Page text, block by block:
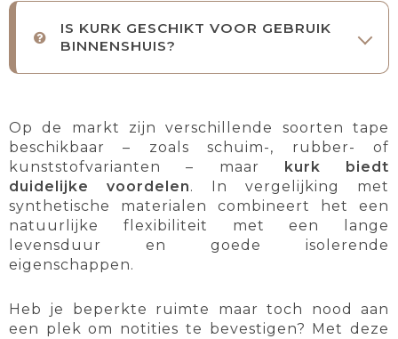
IS KURK GESCHIKT VOOR GEBRUIK
BINNENSHUIS?
Op de markt zijn verschillende soorten tape
beschikbaar – zoals schuim-, rubber- of
kunststofvarianten – maar
kurk biedt
duidelijke voordelen. In vergelijking met
synthetische materialen combineert het een
natuurlijke flexibiliteit met een lange
levensduur en goede isolerende
eigenschappen.
Heb je beperkte ruimte maar toch nood aan
een plek om notities te bevestigen? Met deze